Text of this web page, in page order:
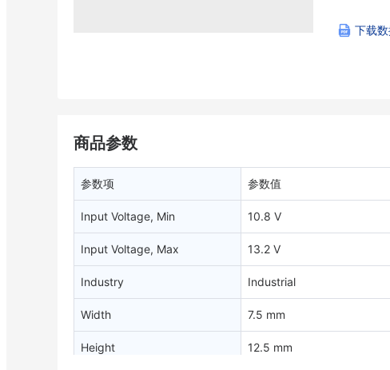
下载
商品参数
参数项 参数值
Input Voltage, Min 10.8 V
Input Voltage, Max 13.2 V
Industry Industrial
Width 7.5 mm
Height 12.5 mm